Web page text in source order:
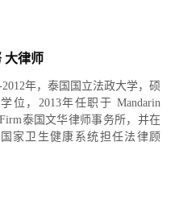
大律师
2012年，泰国国立法政大学，硕
位， 2013年任职于 Mandarin
泰国文华律师事务所，并在
家卫生健康系统担任法律顾